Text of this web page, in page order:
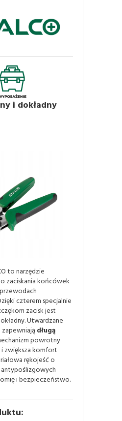
i dokładny
to narzędzie
zaciskania końcówek
czterem specjalnie
zacisk jest
Utwardzane
zapewniajądługą
powrotny
i zwiększa komfort
rękojeść o
i bezpieczeństwo.